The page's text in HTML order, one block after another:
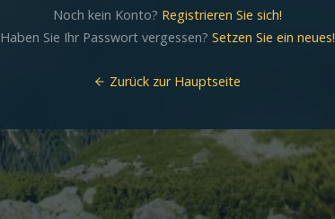
Noch kein Konto? Registrieren Sie sich!
Haben Sie Ihr Passwort vergessen? Setzen Sie ein neues!
Zurück zur Hauptseite